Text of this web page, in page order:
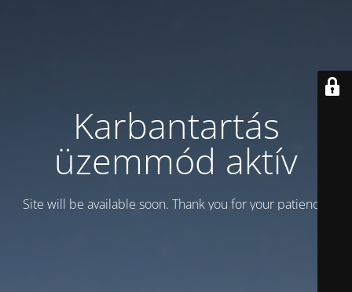
Karbantartás
üzemmód aktív
Site will be available soon. Thank you for your patience!